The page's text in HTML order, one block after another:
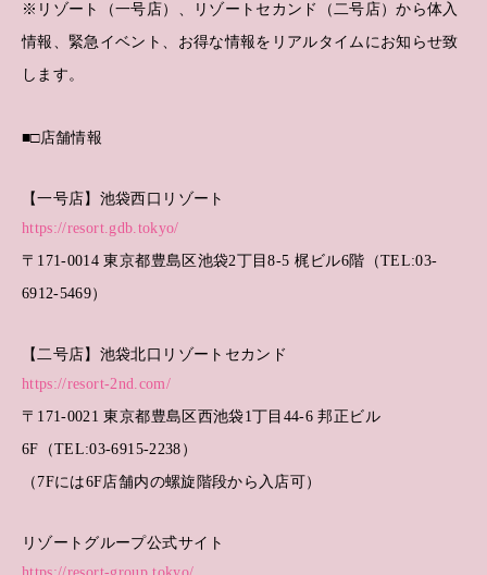
※リゾート（一号店）、リゾートセカンド（二号店）から体入
情報、緊急イベント、お得な情報をリアルタイムにお知らせ致
します。
■□店舗情報
【一号店】池袋西口リゾート
https://resort.gdb.tokyo/
〒171-0014 東京都豊島区池袋2丁目8-5 梶ビル6階（TEL:03-
6912-5469）
【二号店】池袋北口リゾートセカンド
https://resort-2nd.com/
〒171-0021 東京都豊島区西池袋1丁目44-6 邦正ビル
6F（TEL:03-6915-2238）
（7Fには6F店舗内の螺旋階段から入店可）
リゾートグループ公式サイト